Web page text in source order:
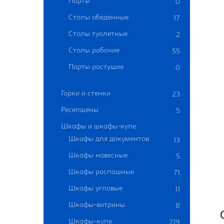
0
Столы обеденные 17
Столы туалетные 2
Столы рабочие 55
Парты растущие 0
Горки и стенки 23
Ресепшены 5
Шкафы и шкафы-купе
Шкафы для документов
13
Шкафы навесные
5
Шкафы распашные 71
Шкафы угловые 11
Шкафы-витрины 8
Шкафы-купе